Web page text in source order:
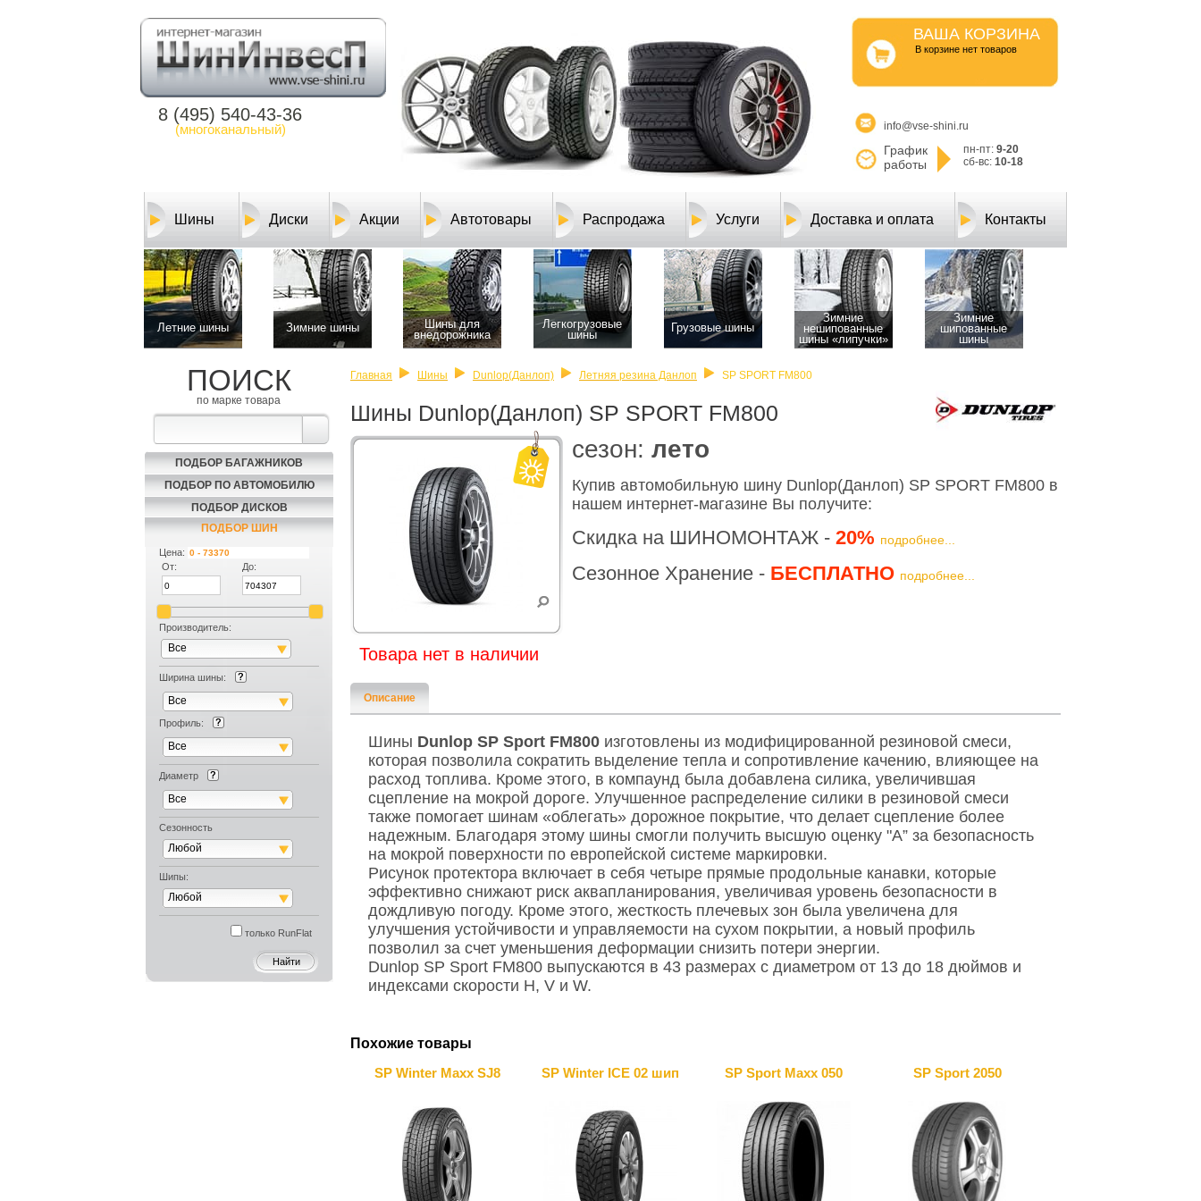
8 (495) 540-43-36
(многоканальный)
ВАША КОРЗИНА
B корзине нет товаров
info@vse-shini.ru
График
работы
пн-пт: 9-20
сб-вс: 10-18
Шины Диски Акции Автотовары Распродажа Услуги Доставка и оплата Контакты
Летние шины Зимние шины
Шины для
внедорожника
Легкогрузовые
шины
Грузовые шины
Зимние
нешипованные
шины «липучки»
Зимние
шипованные
шины
ПОИСК
по марке товара
ПОДБОР БАГАЖНИКОВ
ПОДБОР ПО АВТОМОБИЛЮ
ПОДБОР ДИСКОВ
ПОДБОР ШИН
Цена:
От:
До:
Производитель:
Все
Ширина шины:
Все
Профиль:
Все
Диаметр
Все
Сезонность
Любой
Шипы:
Любой
только RunFlat
Главная Шины Dunlop(Данлоп) Летняя резина Данлоп SP SPORT FM800
Шины Dunlop(Данлоп) SP SPORT FM800
cезон: лето
Купив автомобильную шину Dunlop(Данлоп) SP SPORT FM800 в
нашем интернет-магазине Вы получите:
Скидка на ШИНОМОНТАЖ - 20% подробнее...
Сезонное Хранение - БЕСПЛАТНО подробнее...
Товара нет в наличии
Описание
Шины Dunlop SP Sport FM800 изготовлены из модифицированной резиновой смеси,
которая позволила сократить выделение тепла и сопротивление качению, влияющее на
расход топлива. Кроме этого, в компаунд была добавлена силика, увеличившая
сцепление на мокрой дороге. Улучшенное распределение силики в резиновой смеси
также помогает шинам «облегать» дорожное покрытие, что делает сцепление более
надежным. Благодаря этому шины смогли получить высшую оценку "A” за безопасность
на мокрой поверхности по европейской системе маркировки.
Рисунок протектора включает в себя четыре прямые продольные канавки, которые
эффективно снижают риск аквапланирования, увеличивая уровень безопасности в
дождливую погоду. Кроме этого, жесткость плечевых зон была увеличена для
улучшения устойчивости и управляемости на сухом покрытии, а новый профиль
позволил за счет уменьшения деформации снизить потери энергии.
Dunlop SP Sport FM800 выпускаются в 43 размерах с диаметром от 13 до 18 дюймов и
индексами скорости H, V и W.
Похожие товары
SP Winter Maxx SJ8
SP Winter ICE 02 шип SP Sport Maxx 050 SP Sport 2050